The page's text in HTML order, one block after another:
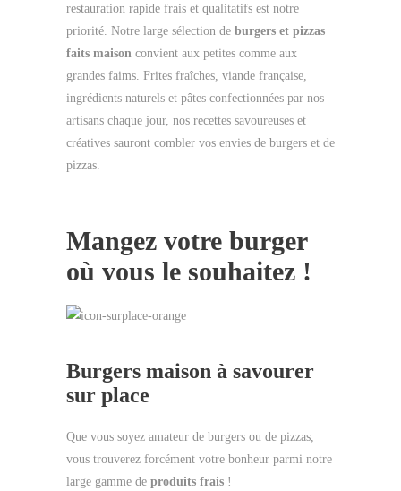
restauration rapide frais et qualitatifs est notre
priorité. Notre large sélection de burgers et pizzas
faits maison convient aux petites comme aux
grandes faims. Frites fraîches, viande française,
ingrédients naturels et pâtes confectionnées par nos
artisans chaque jour, nos recettes savoureuses et
créatives sauront combler vos envies de burgers et de
pizzas.
Mangez votre burger
où vous le souhaitez !
Burgers maison à savourer
sur place
Que vous soyez amateur de burgers ou de pizzas,
vous trouverez forcément votre bonheur parmi notre
large gamme de produits frais !